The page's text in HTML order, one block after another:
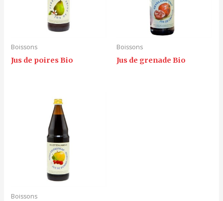
Boissons
Jus de poires Bio
Boissons
Jus de grenade Bio
Boissons